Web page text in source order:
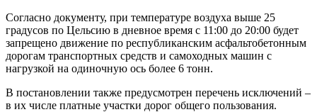
Согласно документу, при температуре воздуха выше 25
градусов по Цельсию в дневное время с 11:00 до 20:00 будет
запрещено движение по республиканским асфальтобетонным
дорогам транспортных средств и самоходных машин с
нагрузкой на одиночную ось более 6 тонн.
В постановлении также предусмотрен перечень исключений –
в их числе платные участки дорог общего пользования.